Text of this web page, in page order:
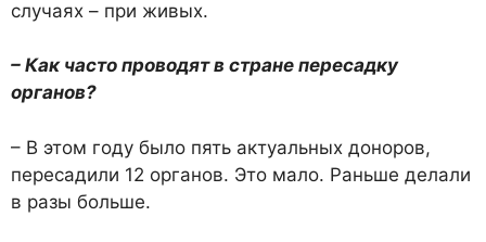
случаях – при живых.
– Как часто проводят в стране пересадку
органов?
– В этом году было пять актуальных доноров,
пересадили 12 органов. Это мало. Раньше делали
в разы больше.